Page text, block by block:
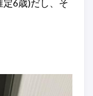
6歳)だし、そ